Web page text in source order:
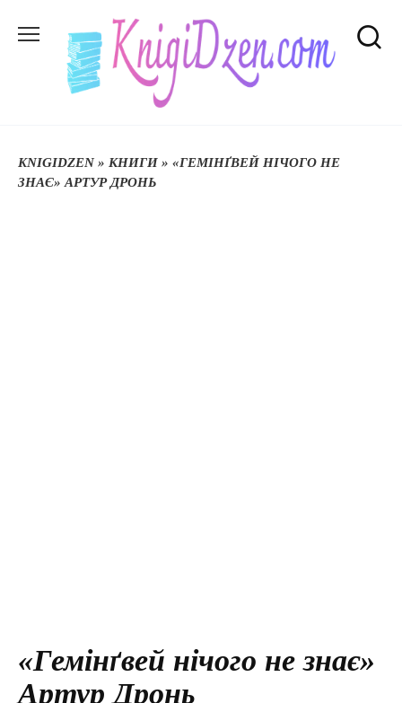
до
KNIGIDZEN» КНИГИ » «ГЕМІНҐВЕЙ НІЧОГО НЕ
ЗНАЄ» АРТУР ДРОНЬ
«Гемінґвей нічого не знає»
Артур Дронь